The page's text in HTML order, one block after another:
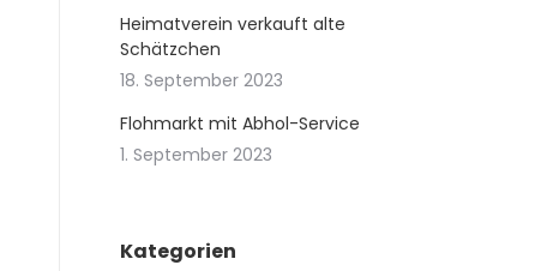
Heimatverein verkauft alte
Schätzchen
18. September 2023
Flohmarkt mit Abhol-Service
1. September 2023
Kategorien